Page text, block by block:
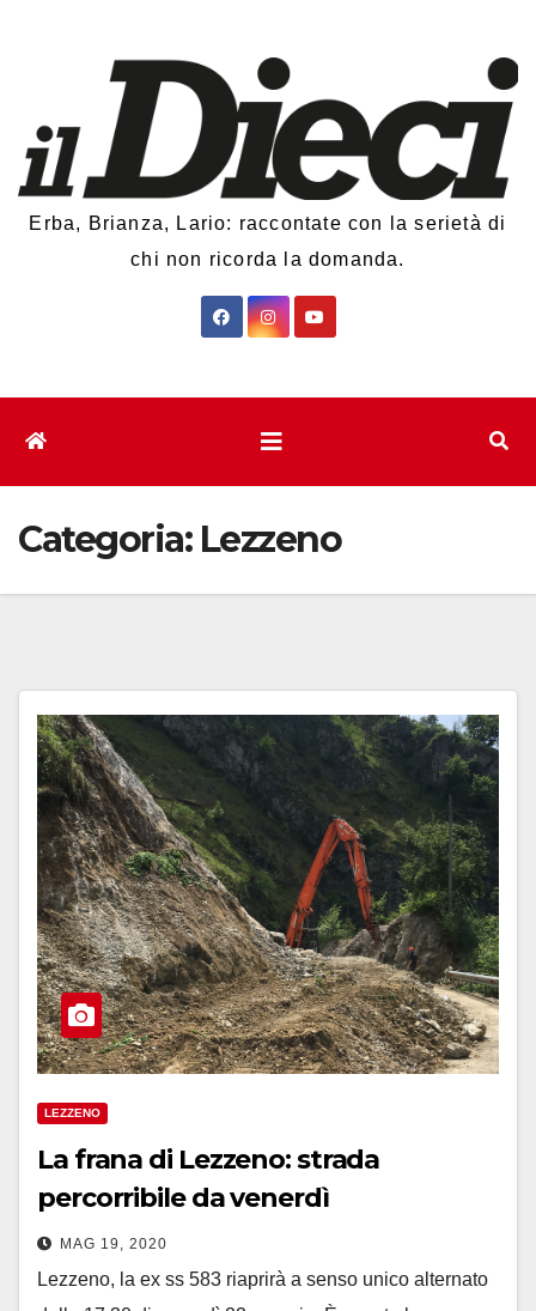
Erba, Brianza, Lario: raccontate con la serietà di
chi non ricorda la domanda.
Categoria: Lezzeno
LEZZENO
La frana di Lezzeno: strada
percorribile da venerdì
MAG 19, 2020
Lezzeno, la ex ss 583 riaprirà a senso unico alternato